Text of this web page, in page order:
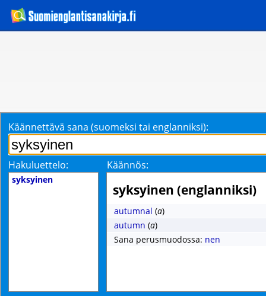
Käännettävä sana (suomeksi tai englanniksi):
Hakuluettelo: Käännös:
syksyinen
syksyinen (englanniksi)
autumnal (a)
autumn (a)
Sana perusmuodossa: nen